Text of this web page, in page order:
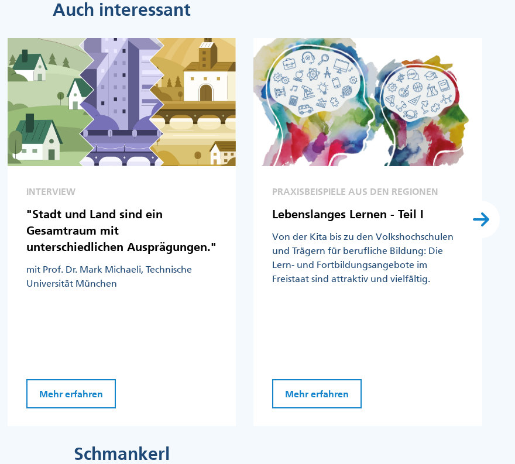
Auch interessant
INTERVIEW
"Stadt und Land sind ein
Gesamtraum mit
unterschiedlichen Ausprägungen."
mit Prof. Dr. Mark Michaeli, Technische
Universität München
Mehr erfahren
PRAXISBEISPIELE AUS DEN REGIONEN
Lebenslanges Lernen - Teil I
Von der Kita bis zu den Volkshochschulen
und Trägern für berufliche Bildung: Die
Lern- und Fortbildungsangebote im
Freistaat sind attraktiv und vielfältig.
Mehr erfahren
Schmankerl